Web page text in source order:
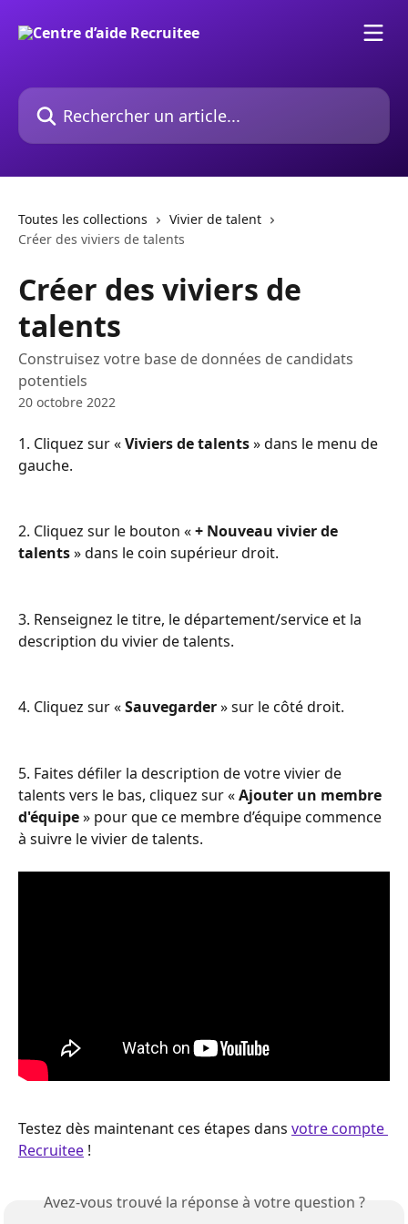
Rechercher un article...
Toutes les collections
Vivier de talent
Créer des viviers de talents
Créer des viviers de
talents
Construisez votre base de données de candidats
potentiels
20 octobre 2022
1. Cliquez sur « Viviers de talents » dans le menu de
gauche.
2. Cliquez sur le bouton « + Nouveau vivier de
talents » dans le coin supérieur droit.
3. Renseignez le titre, le département/service et la
description du vivier de talents.
4. Cliquez sur « Sauvegarder » sur le côté droit.
5. Faites défiler la description de votre vivier de
talents vers le bas, cliquez sur « Ajouter un membre
d'équipe » pour que ce membre d’équipe commence
à suivre le vivier de talents.
Testez dès maintenant ces étapes dans votre compte
Recruitee !
Avez-vous trouvé la réponse à votre question ?